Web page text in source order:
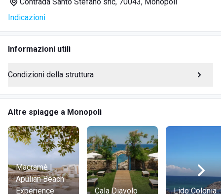
Ristorante con piatti tipici pugliesi e pescato fresco
Noleggio ombrelloni e lettini
Spogliatoi e servizi igienici
Wi-Fi disponibile
Area giochi e zona relax all'ombra di pini ed eucalipti
Vendita tabacchi
Il lido è anche un luogo perfetto per gustare deliziosi snack
direttamente in pineta grazie a tavoli picnic riservati, o per
godersi aperitivi e cocktail serviti direttamente sotto
l'ombrellone.
Indicazioni
Informazioni utili
Condizioni della struttura
Altre spiagge a Monopoli
Macramè |
Apulian Beach
Experience
Cala Diavolo Lido Colonia